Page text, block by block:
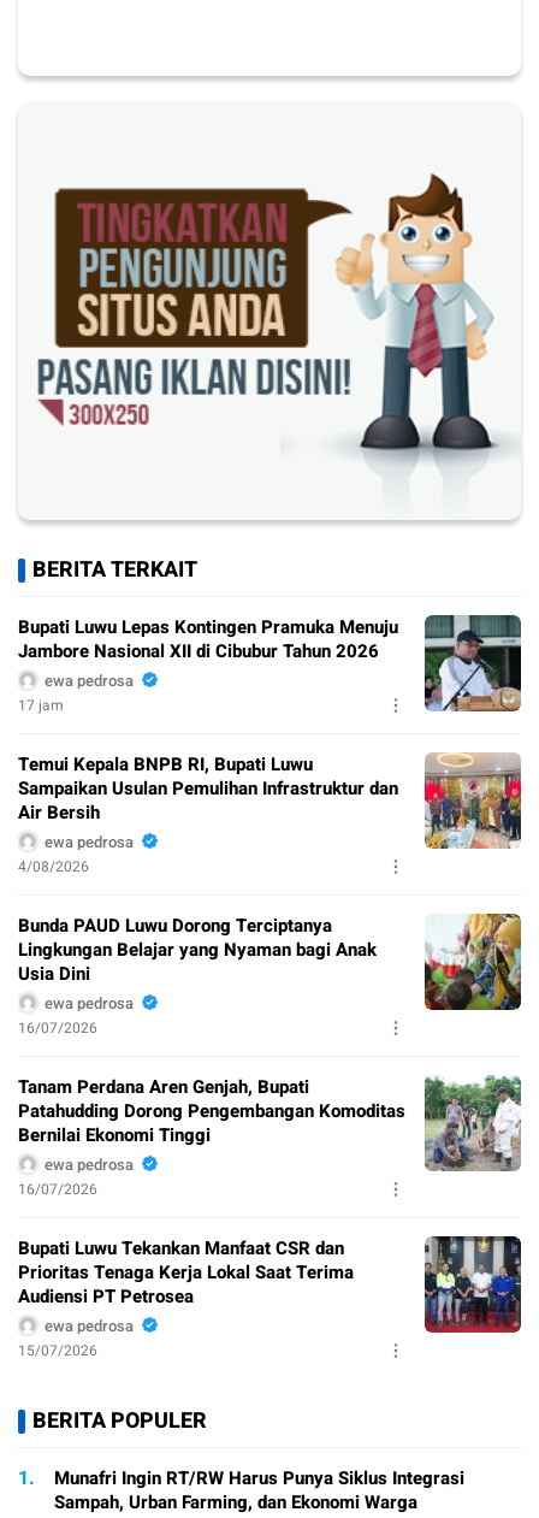
BERITA TERKAIT
Bupati Luwu Lepas Kontingen Pramuka Menuju
Jambore Nasional XII di Cibubur Tahun 2026
ewa pedrosa
17 jam
Temui Kepala BNPB RI, Bupati Luwu
Sampaikan Usulan Pemulihan Infrastruktur dan
Air Bersih
ewa pedrosa
4/08/2026
Bunda PAUD Luwu Dorong Terciptanya
Lingkungan Belajar yang Nyaman bagi Anak
Usia Dini
ewa pedrosa
16/07/2026
Tanam Perdana Aren Genjah, Bupati
Patahudding Dorong Pengembangan Komoditas
Bernilai Ekonomi Tinggi
ewa pedrosa
16/07/2026
Bupati Luwu Tekankan Manfaat CSR dan
Prioritas Tenaga Kerja Lokal Saat Terima
Audiensi PT Petrosea
ewa pedrosa
15/07/2026
BERITA POPULER
1.
Munafri Ingin RT/RW Harus Punya Siklus Integrasi
Sampah, Urban Farming, dan Ekonomi Warga